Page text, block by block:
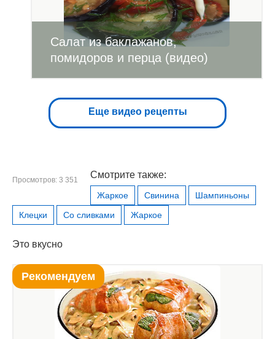
Салат из баклажанов,
помидоров и перца (видео)
Еще видео рецепты
Просмотров: 3 351 Смотрите также:
Жаркое Свинина
Шампиньоны
Клецки
Со сливками Жаркое
Это вкусно
Рекомендуем